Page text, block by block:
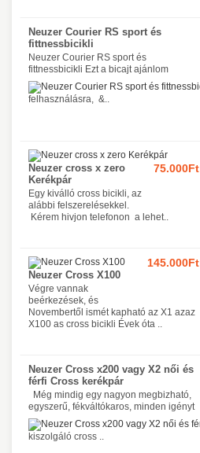
Neuzer Courier RS sport és
fittnessbicikli
Neuzer Courier RS sport és
fittnessbicikli Ezt a bicajt ajánlom
felhasználásra, &..
75.000Ft
Neuzer cross x zero
Kerékpár
Egy kiválló cross bicikli, az
alábbi felszerelésekkel.
Kérem hivjon telefonon a lehet..
145.000Ft
Neuzer Cross X100
Végre vannak
beérkezések, és
Novembertől ismét kapható az X1 azaz
X100 as cross bicikli Évek óta ..
Neuzer Cross x200 vagy X2 női és
férfi Cross kerékpár
Még mindig egy nagyon megbizható,
egyszerű, fékváltókaros, minden igényt
kiszolgáló cross ..